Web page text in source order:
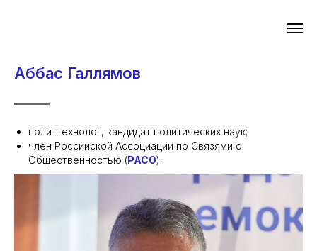
Аббас Галлямов
политтехнолог, кандидат политических наук;
член Российской Ассоциации по Связями с
Общественностью (РАСО).